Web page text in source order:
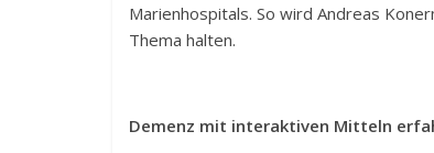
Marienhospitals. So wird Andreas
Thema halten.
Demenz mit interaktiven Mitteln